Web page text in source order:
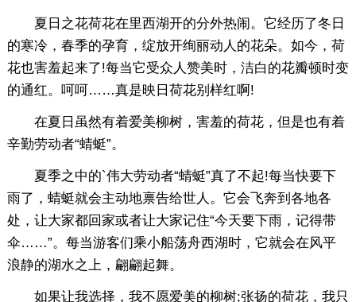
夏日之花荷花在里西湖开的分外热闹。它经历了冬日
的寒冷，春季的孕育，绽放开绚丽动人的花朵。如今，荷
花也害羞起来了!每当它受众人赞美时，洁白的花瓣顿时变
的通红。呵呵……真是映日荷花别样红啊!
在夏日虽然有着爱美柳树，害羞的荷花，但是也有着
辛勤劳动者“蜻蜓”。
夏季之中的`伟大劳动者“蜻蜓”真了不起!每当快要下
雨了，蜻蜓就会主动地禀告给世人。它会飞奔到各地各
处，让大家都回家或者让大家记住“今天要下雨，记得带
伞……”。每当游客们乘小船荡舟西湖时，它就会在风平
浪静的湖水之上，翩翩起舞。
如果让我选择，我不愿爱美的柳树;张扬的荷花，我只